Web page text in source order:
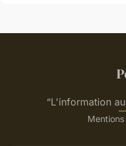
“L'information